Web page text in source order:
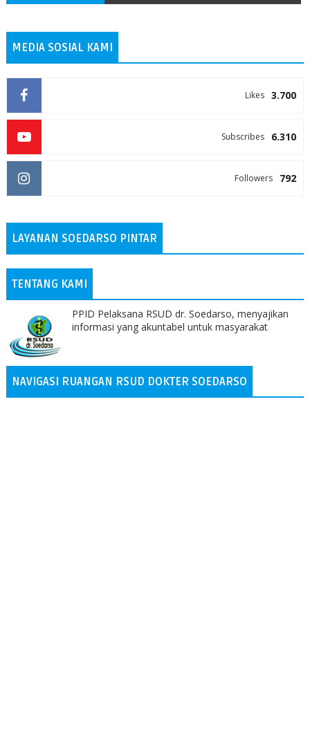
MEDIA SOSIAL KAMI
3.700
Likes
6.310
Subscribes
792
Followers
LAYANAN SOEDARSO PINTAR
TENTANG KAMI
PPID Pelaksana RSUD dr. Soedarso, menyajikan
informasi yang akuntabel untuk masyarakat
NAVIGASI RUANGAN RSUD DOKTER SOEDARSO